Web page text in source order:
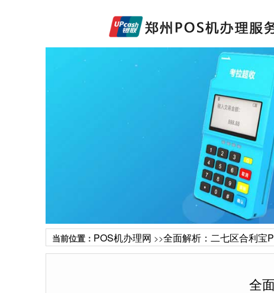
当前位置： POS机办理网 >>全面解析：二七区合利宝
全